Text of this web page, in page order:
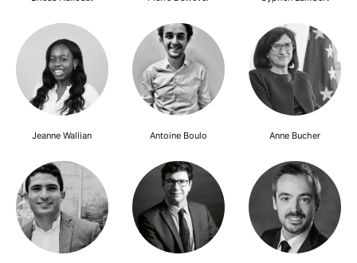
Jeanne Wallian Antoine Boulo Anne Bucher